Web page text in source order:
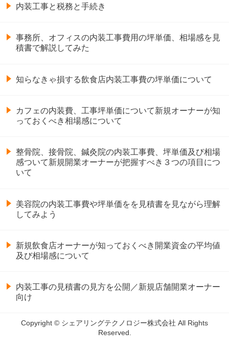
内装工事と税務と手続き
事務所、オフィスの内装工事費用の坪単価、相場感を見
積書で解説してみた
知らなきゃ損する飲食店内装工事費の坪単価について
カフェの内装費、工事坪単価について新規オーナーが知
っておくべき相場感について
整骨院、接骨院、鍼灸院の内装工事費、坪単価及び相場
感ついて新規開業オーナーが把握すべき３つの項目につ
いて
美容院の内装工事費や坪単価をを見積書を見ながら理解
してみよう
新規飲食店オーナーが知っておくべき開業資金の平均値
及び相場感について
内装工事の見積書の見方を公開／新規店舗開業オーナー
向け
Copyright © シェアリングテクノロジー株式会社 All Rights
Reserved.